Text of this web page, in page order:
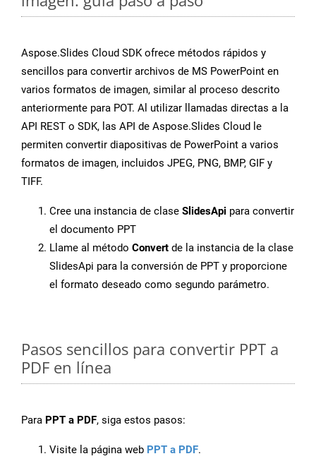
Aspose.Slides Cloud SDK ofrece métodos rápidos y
sencillos para convertir archivos de MS PowerPoint en
varios formatos de imagen, similar al proceso descrito
anteriormente para POT. Al utilizar llamadas directas a la
API REST o SDK, las API de Aspose.Slides Cloud le
permiten convertir diapositivas de PowerPoint a varios
formatos de imagen, incluidos JPEG, PNG, BMP, GIF y
TIFF.
Cree una instancia de clase SlidesApi para convertir
el documento PPT
Llame al método Convert de la instancia de la clase
SlidesApi para la conversión de PPT y proporcione
el formato deseado como segundo parámetro.
Pasos sencillos para convertir PPT a
PDF en línea
Para PPT a PDF, siga estos pasos:
Visite la página web PPT a PDF.